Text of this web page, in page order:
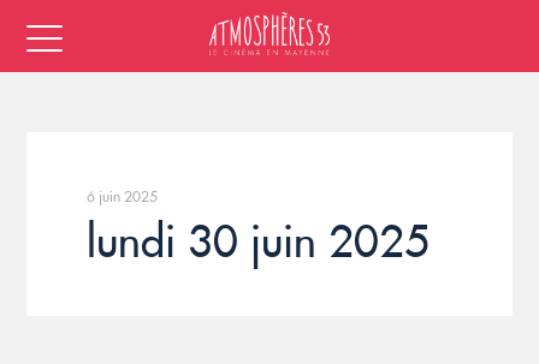
6 juin 2025
lundi 30 juin 2025